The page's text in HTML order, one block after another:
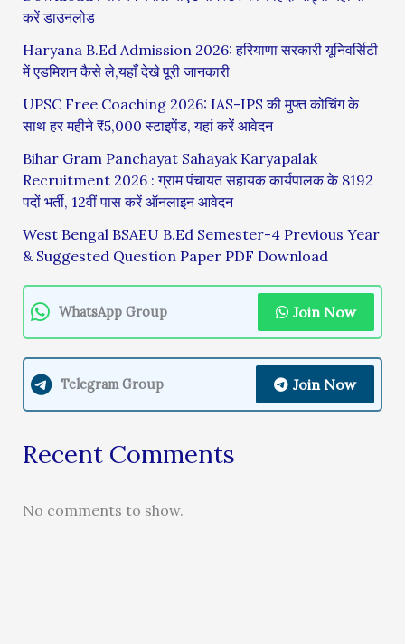
करें डाउनलोड
Haryana B.Ed Admission 2026: हरियाणा सरकारी यूनिवर्सिटी
में एडमिशन कैसे ले,यहाँ देखे पूरी जानकारी
UPSC Free Coaching 2026: IAS-IPS की मुफ्त कोचिंग के
साथ हर महीने ₹5,000 स्टाइपेंड, यहां करें आवेदन
Bihar Gram Panchayat Sahayak Karyapalak
Recruitment 2026 : ग्राम पंचायत सहायक कार्यपालक के 8192
पदों भर्ती, 12वीं पास करें ऑनलाइन आवेदन
West Bengal BSAEU B.Ed Semester-4 Previous Year
& Suggested Question Paper PDF Download
WhatsApp Group Join Now
Telegram Group Join Now
Recent Comments
No comments to show.